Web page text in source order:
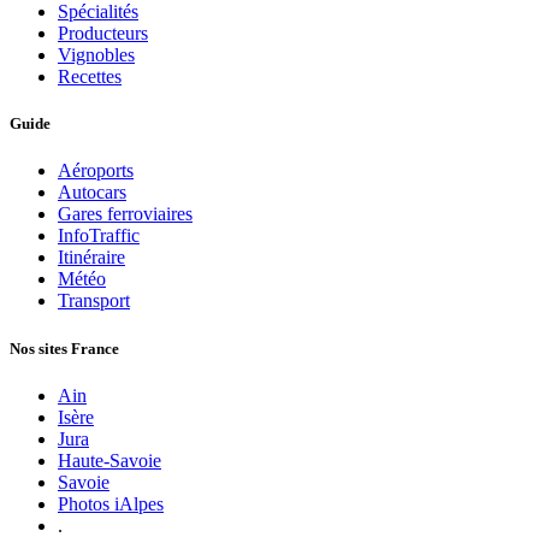
Spécialités
Producteurs
Vignobles
Recettes
Guide
Aéroports
Autocars
Gares ferroviaires
InfoTraffic
Itinéraire
Météo
Transport
Nos sites France
Ain
Isère
Jura
Haute-Savoie
Savoie
Photos iAlpes
.